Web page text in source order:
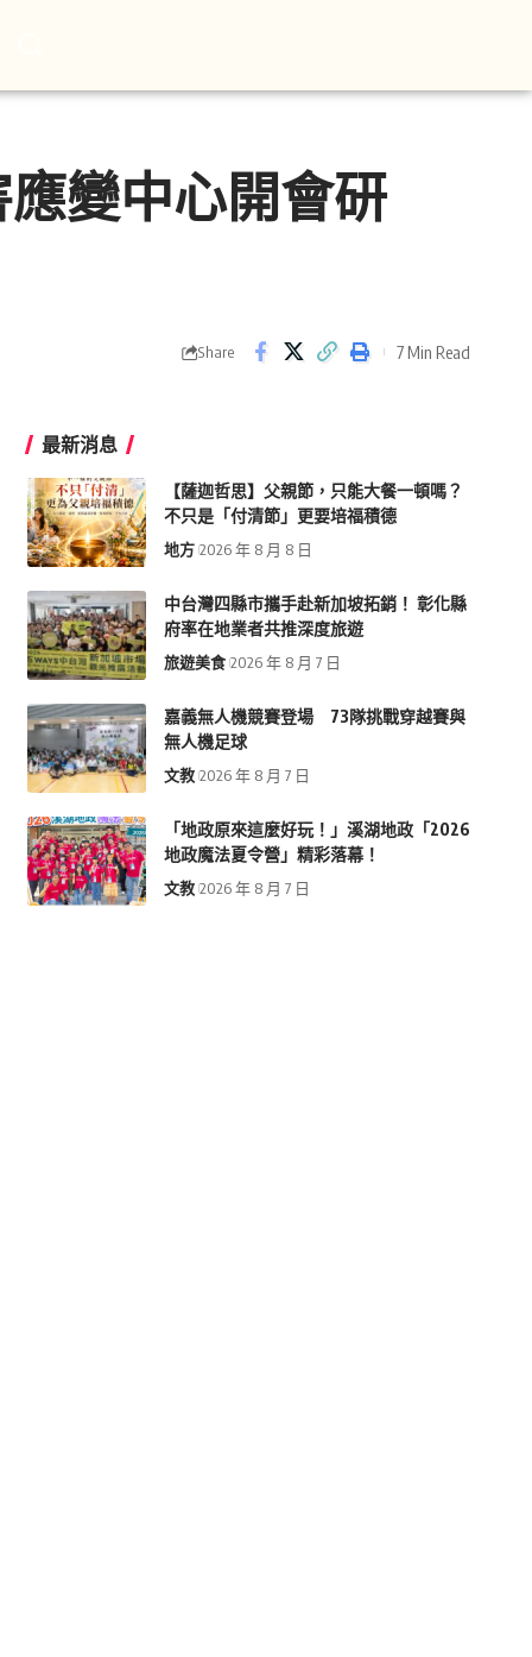
變中心開會研
Share 7 Min Read
最新消息
【薩迦哲思】父親節，只能大餐一頓嗎？
不只是「付清節」更要培福積德
地方 2026 年 8 月 8 日
中台灣四縣市攜手赴新加坡拓銷！ 彰化縣
府率在地業者共推深度旅遊
旅遊美食 2026 年 8 月 7 日
嘉義無人機競賽登場 73隊挑戰穿越賽與
無人機足球
文教 2026 年 8 月 7 日
「地政原來這麼好玩！」溪湖地政「2026
地政魔法夏令營」精彩落幕！
文教 2026 年 8 月 7 日